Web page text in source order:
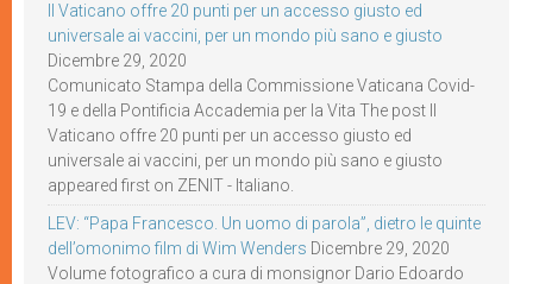
Il Vaticano offre 20 punti per un accesso giusto ed
universale ai vaccini, per un mondo più sano e giusto
Dicembre 29, 2020
Comunicato Stampa della Commissione Vaticana Covid-
19 e della Pontificia Accademia per la Vita The post Il
Vaticano offre 20 punti per un accesso giusto ed
universale ai vaccini, per un mondo più sano e giusto
appeared first on ZENIT - Italiano.
LEV: “Papa Francesco. Un uomo di parola”, dietro le quinte
dell’omonimo film di Wim Wenders Dicembre 29, 2020
Volume fotografico a cura di monsignor Dario Edoardo